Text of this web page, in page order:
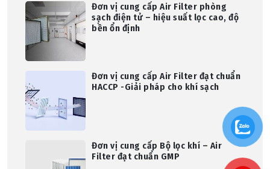
Đơn vị cung cấp Air Filter phòng
sạch điện tử – hiệu suất lọc cao, độ
bền ổn định
Đơn vị cung cấp Air Filter đạt chuẩn
HACCP -Giải pháp cho khí sạch
Đơn vị cung cấp Bộ lọc khí – Air
Filter đạt chuẩn GMP